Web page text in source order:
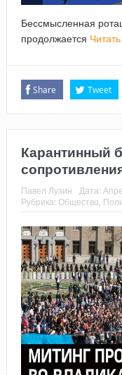
Бессмысленная
продолжается
Share Tweet
Карантинный
Павел Лузин Дата:
Рубрика: Общество